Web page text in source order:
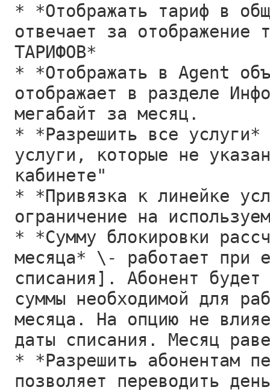
* *Отображать тариф в
отвечает за отображение
ТАРИФОВ*
* *Отображать в Agent
отображает в разделе
мегабайт за месяц.
* *Разрешить все услуги*
услуги, которые не
кабинете"
* *Привязка к линейке
ограничение на
* *Сумму блокировки
месяца* \- работает при
списания]. Абонент будет
суммы необходимой для
месяца. На опцию не
даты списания. Месяц
* *Разрешить абонентам
позволяет переводить